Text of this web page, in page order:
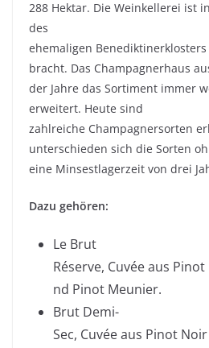
288 Hektar. Die Weinkellerei ist
des
ehemaligen Benediktinerklosters
bracht. Das Champagnerhaus
der Jahre das Sortiment immer
erweitert. Heute sind
zahlreiche Champagnersorten
unterschieden sich die Sorten
eine Minsestlagerzeit von drei
Dazu gehören:
Le Brut
Réserve, Cuvéeaus Pinot
nd Pinot Meunier.
Brut Demi-
Sec, Cuvéeaus Pinot Noir